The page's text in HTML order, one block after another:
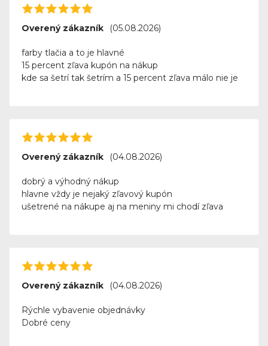
Overený zákazník (05.08.2026)
farby tlačia a to je hlavné
15 percent zľava kupón na nákup
kde sa šetrí tak šetrím a 15 percent zľava málo nie je
Overený zákazník (04.08.2026)
dobrý a výhodný nákup
hlavne vždy je nejaký zľavový kupón
ušetrené na nákupe aj na meniny mi chodí zľava
Overený zákazník (04.08.2026)
Rýchle vybavenie objednávky
Dobré ceny